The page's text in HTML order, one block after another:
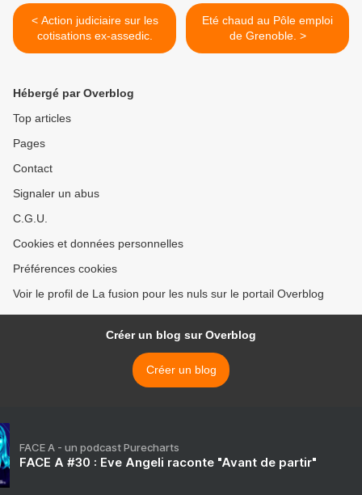
< Action judiciaire sur les
cotisations ex-assedic.
Eté chaud au Pôle emploi
de Grenoble. >
Hébergé par Overblog
Top articles
Pages
Contact
Signaler un abus
C.G.U.
Cookies et données personnelles
Préférences cookies
Voir le profil de La fusion pour les nuls sur le portail Overblog
Créer un blog sur Overblog
Créer un blog
FACE A - un podcast Purecharts
FACE A #30 : Eve Angeli raconte "Avant de partir"